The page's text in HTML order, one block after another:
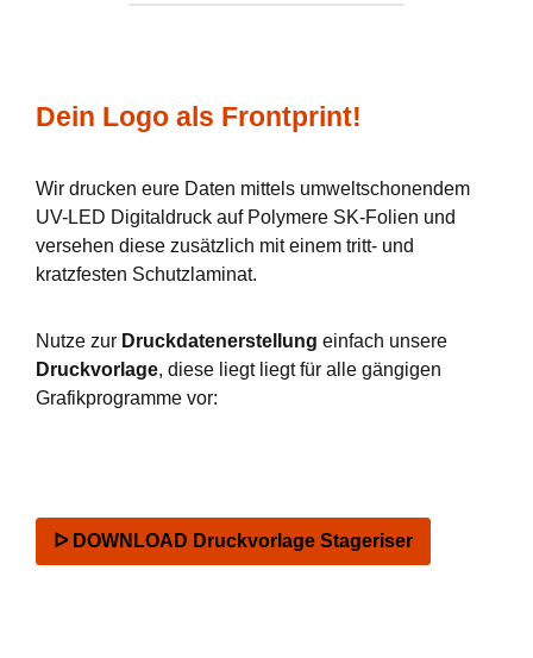
Dein Logo als Frontprint!
Wir drucken eure Daten mittels umweltschonendem
UV-LED Digitaldruck auf Polymere SK-Folien und
versehen diese zusätzlich mit einem tritt- und
kratzfesten Schutzlaminat.
Nutze zur Druckdatenerstellung einfach unsere
Druckvorlage, diese liegt liegt für alle gängigen
Grafikprogramme vor:
ᐅ DOWNLOAD Druckvorlage Stageriser